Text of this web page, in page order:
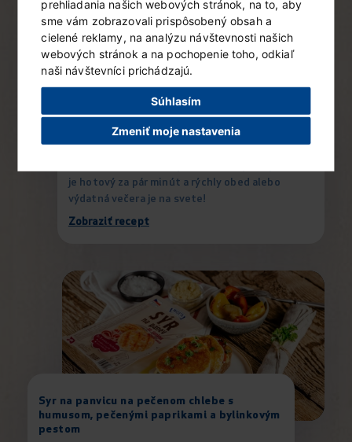
prehliadania našich webových stránok, na to, aby
sme vám zobrazovali prispôsobený obsah a
cielené reklamy, na analýzu návštevnosti našich
webových stránok a na pochopenie toho, odkiaľ
naši návštevníci prichádzajú.
Súhlasím
Zmeniť moje nastavenia
Cestovinový šalát s grilovanou zeleninou a
Syrom na panvicu
je hotový za pár minút a rýchly obed alebo
výdatná večera je na svete!
Zobraziť recept
Syr na panvicu na pečenom chlebe s
humusom, pečenými paprikami a bylinkovým
pestom